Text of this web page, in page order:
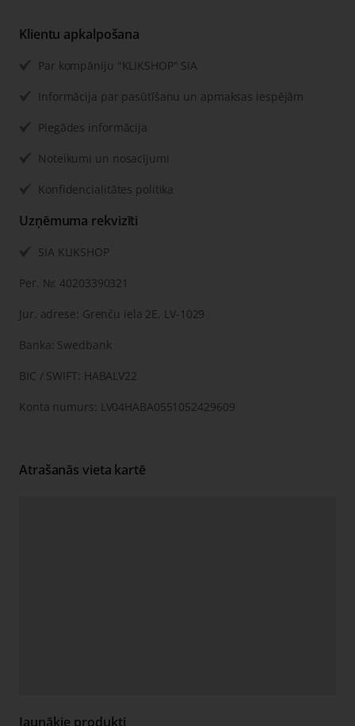
Klientu apkalpošana
Par kompāniju "KLIKSHOP" SIA
Informācija par pasūtīšanu un apmaksas iespējām
Piegādes informācija
Noteikumi un nosacījumi
Konfidencialitātes politika
Uzņēmuma rekvizīti
SIA KLIKSHOP
Рег. №: 40203390321
Jur. adrese: Grenču iela 2E, LV-1029
Banka: Swedbank
BIC / SWIFT: HABALV22
Konta numurs: LV04HABA0551052429609
Atrašanās vieta kartē
Jaunākie produkti